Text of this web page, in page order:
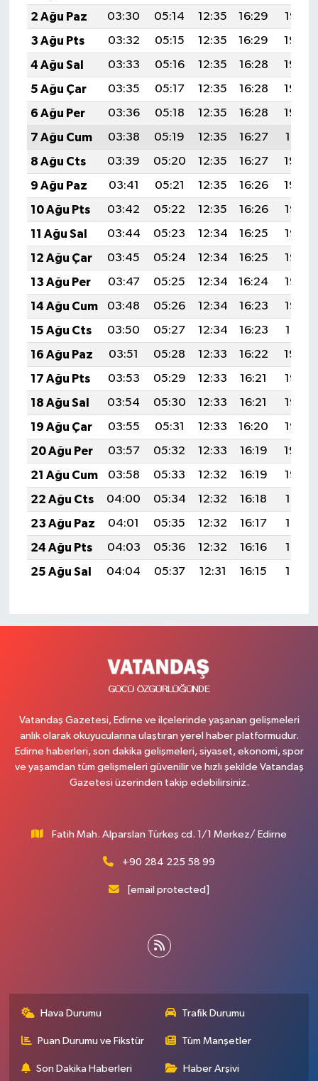
2 Ağu Paz
03:30 05:14 12:35 16:29
19:47
3 Ağu Pts
03:32 05:15 12:35 16:29
19:46
4 Ağu Sal
03:33 05:16 12:35 16:28
19:45
5 Ağu Çar
03:35 05:17 12:35 16:28
19:43
6 Ağu Per
03:36 05:18 12:35 16:28
19:42
7 Ağu Cum
03:38 05:19 12:35 16:27
19:41
8 Ağu Cts
03:39 05:20 12:35 16:27
19:40
9 Ağu Paz
03:41 05:21 12:35 16:26
19:39
10 Ağu Pts
03:42 05:22 12:35 16:26
19:37
11 Ağu Sal
03:44 05:23 12:34 16:25
19:36
12 Ağu Çar
03:45 05:24 12:34 16:25
19:35
13 Ağu Per
03:47 05:25 12:34 16:24
19:33
14 Ağu Cum
03:48 05:26 12:34 16:23
19:32
15 Ağu Cts
03:50 05:27 12:34 16:23
19:31
16 Ağu Paz
03:51 05:28 12:33 16:22
19:29
17 Ağu Pts
03:53 05:29 12:33 16:21
19:28
18 Ağu Sal
03:54 05:30 12:33 16:21
19:26
19 Ağu Çar
03:55 05:31 12:33 16:20
19:25
20 Ağu Per
03:57 05:32 12:33 16:19
19:24
21 Ağu Cum
03:58 05:33 12:32 16:19
19:22
22 Ağu Cts
04:00 05:34 12:32 16:18
19:21
23 Ağu Paz
04:01 05:35 12:32 16:17
19:19
24 Ağu Pts
04:03 05:36 12:32 16:16
19:18
25 Ağu Sal
04:04 05:37 12:31 16:15 19:16
Vatandaş Gazetesi, Edirne ve ilçelerinde yaşanan gelişmeleri
anlık olarak okuyucularına ulaştıran yerel haber platformudur.
Edirne haberleri, son dakika gelişmeleri, siyaset, ekonomi, spor
ve yaşamdan tüm gelişmeleri güvenilir ve hızlı şekilde Vatandaş
Gazetesi üzerinden takip edebilirsiniz.
Fatih Mah. Alparslan Türkeş cd. 1/1 Merkez/ Edirne
+90 284 225 58 99
[email protected]
Hava Durumu Trafik Durumu
Puan Durumu ve Fikstür Tüm Manşetler
Son Dakika Haberleri Haber Arşivi